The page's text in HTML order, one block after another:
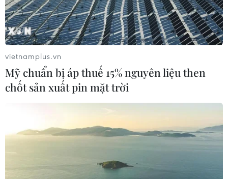
vietnamplus.vn
Mỹ chuẩn bị áp thuế 15% nguyên liệu then
chốt sản xuất pin mặt trời